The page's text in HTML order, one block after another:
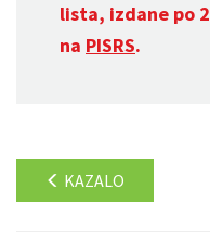
lista, izdane po
na PISRS.
KAZALO